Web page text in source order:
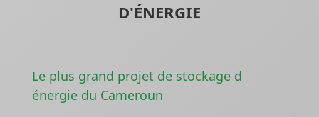
D'ÉNERGIE
Le plus grand projet de stockage d
énergie du Cameroun